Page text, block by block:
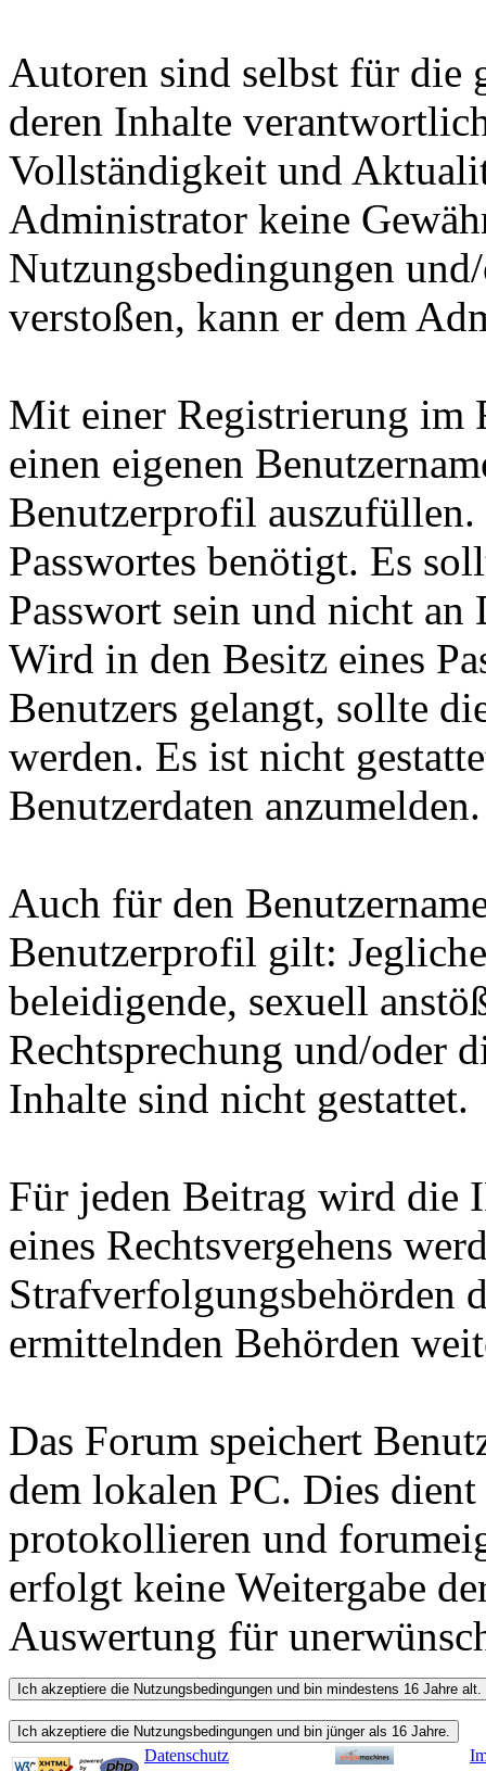
Autoren sind selbst für die
deren Inhalte
Vollständigkeit und
Administrator keine
Nutzungsbedingungen
verstoßen, kann er dem
Mit einer Registrierung im
einen eigenen
Benutzerprofil
Passwortes benötigt. Es
Passwort sein und nicht
Wird in den Besitz eines
Benutzers gelangt, sollte
werden. Es ist nicht
Benutzerdaten anzumelden.
Auch für den
Benutzerprofil gilt:
beleidigende, sexuell
Rechtsprechung und/oder
Inhalte sind nicht gestattet.
Für jeden Beitrag wird die
eines Rechtsvergehens
Strafverfolgungsbehörden
ermittelnden Behörden
Das Forum speichert
dem lokalen PC. Dies
protokollieren und
erfolgt keine Weitergabe
Auswertung für
Datenschutz